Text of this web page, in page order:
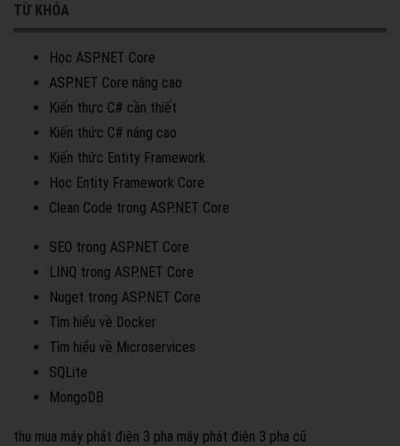
TỪ KHÓA
Học ASP.NET Core
ASP.NET Core nâng cao
Kiến thực C# cần thiết
Kiến thức C# nâng cao
Kiến thức Entity Framework
Học Entity Framework Core
Clean Code trong ASP.NET Core
SEO trong ASP.NET Core
LINQ trong ASP.NET Core
Nuget trong ASP.NET Core
Tìm hiểu về Docker
Tìm hiểu về Microservices
SQLite
MongoDB
thu mua máy phát điện 3 pha máy phát điện 3 pha cũ